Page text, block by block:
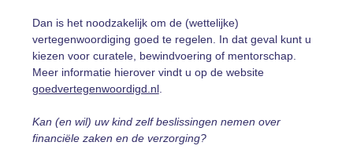
Dan is het noodzakelijk om de (wettelijke)
vertegenwoordiging goed te regelen. In dat geval kunt u
kiezen voor curatele, bewindvoering of mentorschap.
Meer informatie hierover vindt u op de website
goedvertegenwoordigd.nl.
Kan (en wil) uw kind zelf beslissingen nemen over
financiële zaken en de verzorging?